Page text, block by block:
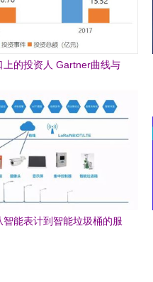
上的投资人 Gartner曲线与
智能表计到智能垃圾桶的服